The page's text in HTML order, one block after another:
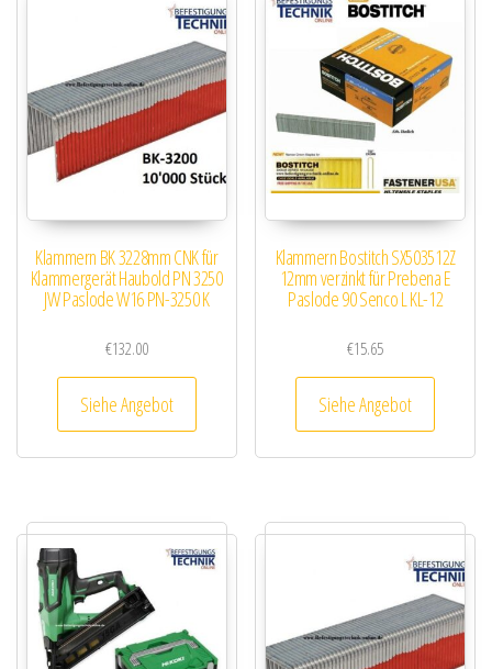
Klammern BK 3228mm CNK für
Klammergerät Haubold PN 3250
JW Paslode W16 PN-3250 K
€132.00
Siehe Angebot
Klammern Bostitch SX503512Z
12mm verzinkt für Prebena E
Paslode 90 Senco L KL-12
€15.65
Siehe Angebot